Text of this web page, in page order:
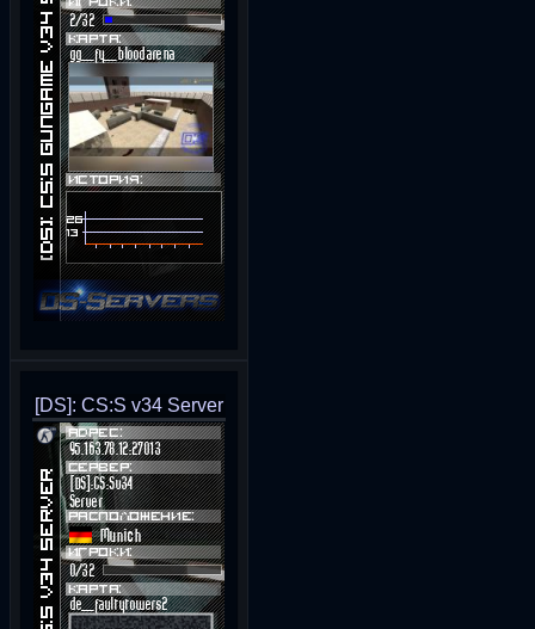
[DS]: CS:S v34 Server